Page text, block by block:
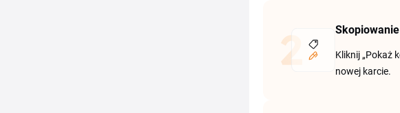
Kliknij „Pokaż
nowej karcie.